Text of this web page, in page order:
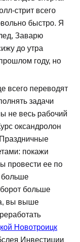
стрит всего
быстро. Я
Заварю
до утра
году, но
всего переводят
задачи
не весь рабочий
оксандролон
покажи
провести ее по
больше
больше
вы выше
Новотроицк
Инвестиции